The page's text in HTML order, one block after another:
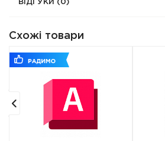
ВІДГУКИ (0)
Схожі товари